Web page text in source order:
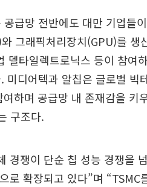
급망 전반에도 대만 기업들
그래픽처리장치(GPU)를 생
델타일렉트로닉스 등이 참여
미디어텍과 알칩은 글로벌 빅
하며 공급망 내 존재감을 키
구조다.
경쟁이 단순 칩 성능 경쟁을
로 확장되고 있다”며 “TSMC